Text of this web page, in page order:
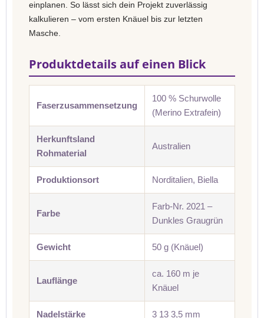
einplanen. So lässt sich dein Projekt zuverlässig
kalkulieren – vom ersten Knäuel bis zur letzten
Masche.
Produktdetails auf einen Blick
Faserzusammensetzung
100 % Schurwolle
(Merino Extrafein)
Herkunftsland
Rohmaterial
Australien
Produktionsort Norditalien, Biella
Farbe
Farb-Nr. 2021 –
Dunkles Graugrün
Gewicht 50 g (Knäuel)
Lauflänge
ca. 160 m je
Knäuel
Nadelstärke 3 13 3,5 mm